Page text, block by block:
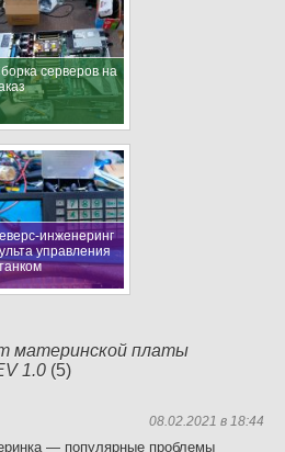
серверов на
инженеринг
управления
материнской платы
1.0(5)
08.02.2021 в 18:44
— популярные проблемы